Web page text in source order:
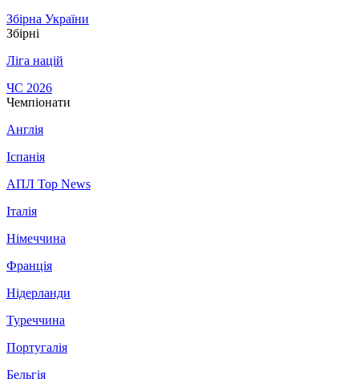
Збірна України
Збірні
Ліга націй
ЧС 2026
Чемпіонати
Англія
Іспанія
АПЛ Top News
Італія
Німеччина
Франція
Нідерланди
Туреччина
Португалія
Бельгія